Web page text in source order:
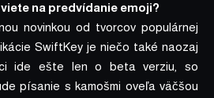
na predvídanie emoji?
novinkou od tvorcov populárnej
SwiftKey je niečo také naozaj
ide ešte len o beta verziu, so
písanie s kamošmi oveľa väčšou